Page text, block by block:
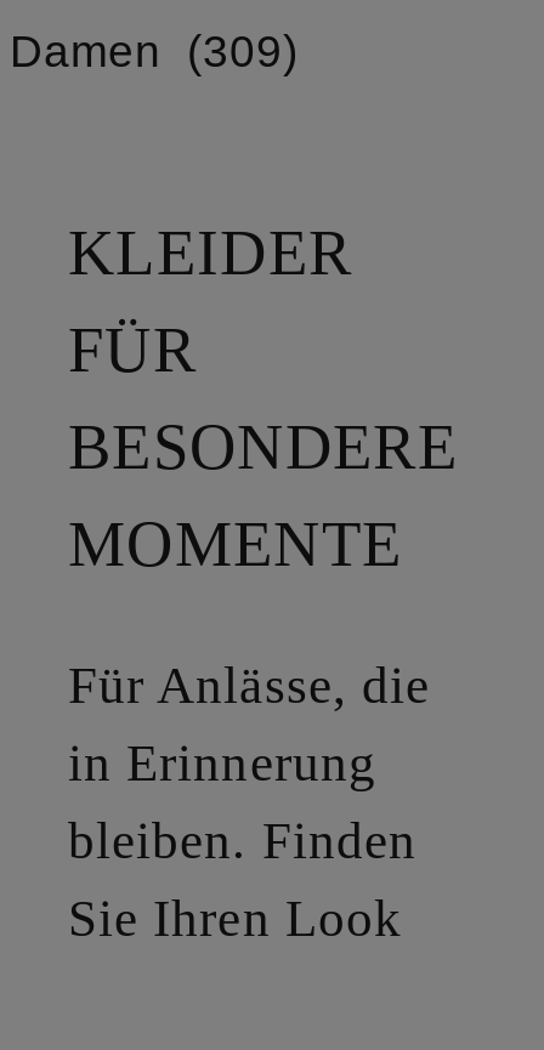
Damen
309
KLEIDER
FÜR
BESONDERE
MOMENTE
Für Anlässe, die
in Erinnerung
bleiben. Finden
Sie Ihren Look